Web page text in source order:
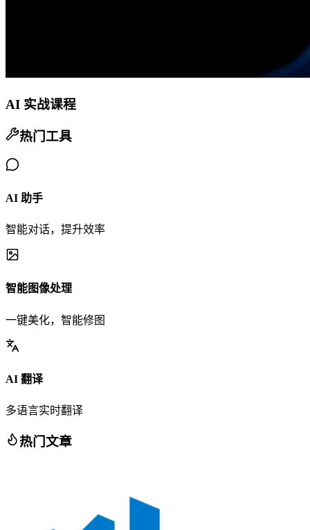
AI 实战课程
热门工具
AI 助手
智能对话，提升效率
智能图像处理
一键美化，智能修图
AI 翻译
多语言实时翻译
热门文章